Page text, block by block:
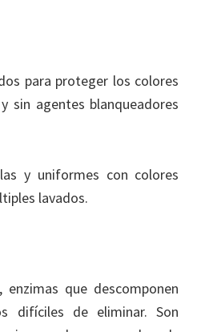
para proteger los colores
sin agentes blanqueadores
y uniformes con colores
lavados.
que descomponen
difíciles de eliminar. Son